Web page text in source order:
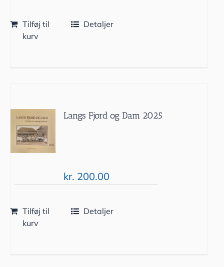
Tilføj til
kurv
Detaljer
Langs Fjord og Dam 2025
kr. 200.00
Tilføj til
kurv
Detaljer